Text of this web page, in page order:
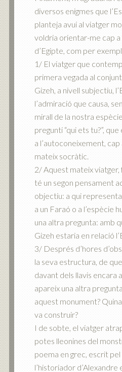
diversos enigmes que
planteja avui al viatger
voldria orientar-me cap
d’Egipte, com per
1/ El viatger que
primera vegada al
Gizeh, a nivell subjectiu,
l’admiració que causa,
mirall de la nostra
pregunti “qui ets tu?”,
a l’autoconeixement,
mateix socràtic.
2/ Aquest mateix viatger,
té un segon pensament
objectiu: a qui representa
a un Faraó o a l’espècie
una altra pregunta: amb
Gizeh estaria en relació
3/ Després d’hores
la seva estructura, de
davant dels llavis encara
apareix una altra
aquest monument?
va construir?
I de sobte, el viatger
potes lleonines del
poema en grec, escrit
l’historiador d’Alexandre